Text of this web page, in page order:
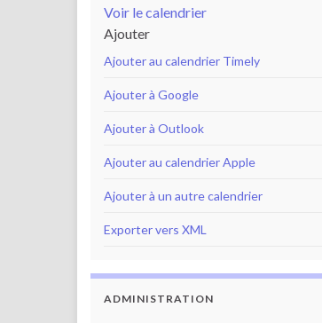
Voir le calendrier
Ajouter
Ajouter au calendrier Timely
Ajouter à Google
Ajouter à Outlook
Ajouter au calendrier Apple
Ajouter à un autre calendrier
Exporter vers XML
ADMINISTRATION